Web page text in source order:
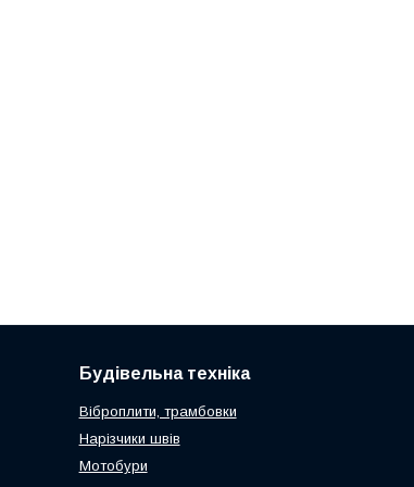
Будівельна техніка
Віброплити, трамбовки
Нарізчики швів
Мотобури